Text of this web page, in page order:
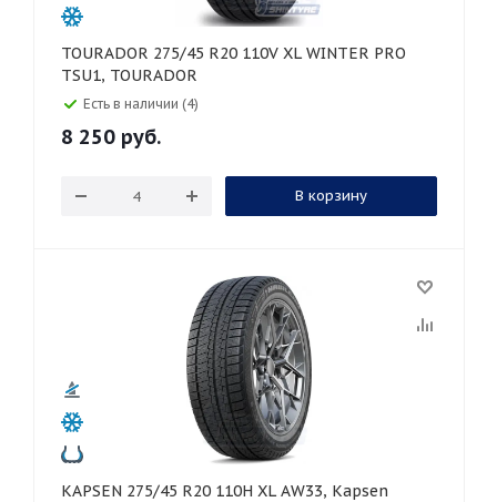
60 70 75 80
TOURADOR 275/45 R20 110V XL WINTER PRO
TSU1, TOURADOR
Есть в наличии (4)
8 250 руб.
В корзину
KAPSEN 275/45 R20 110H XL AW33, Kapsen